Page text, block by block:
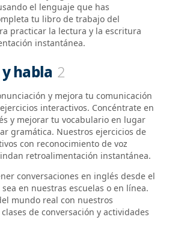
el lenguaje que has
tu libro de trabajo del
practicar la lectura y la escritura
instantánea.
habla 2
y mejora tu comunicación
interactivos. Concéntrate en
y mejorar tu vocabulario en lugar
gramática. Nuestros ejercicios de
con reconocimiento de voz
retroalimentación instantánea.
conversaciones en inglés desde el
en nuestras escuelas o en línea.
mundo real con nuestros
de conversación y actividades